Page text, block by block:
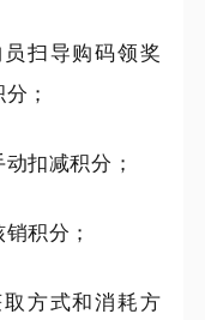
扫导购码领奖
；
扣减积分 ；
积分；
方式和消耗方